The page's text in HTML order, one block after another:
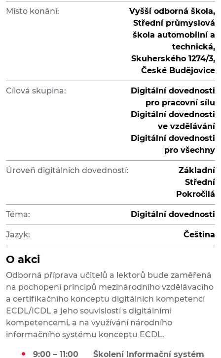
Místo konání:
Vyšší odborná škola,
Střední průmyslová
škola automobilní a
technická,
Skuherského 1274/3,
České Budějovice
Cílová skupina:
Digitální dovednosti
pro pracovní sílu
Digitální dovednosti
ve vzdělávání
Digitální dovednosti
pro všechny
Úroveň digitálních dovedností:
Základní
Střední
Pokročilá
Téma: Digitální dovednosti
Jazyk: Čeština
O akci
Odborná příprava učitelů a lektorů bude zaměřená
na pochopení principů mezinárodního vzdělávacího
a certifikačního konceptu digitálních kompetencí
ECDL/ICDL a jeho souvislostí s digitálními
kompetencemi, a na využívání národního
informačního systému konceptu ECDL.
9:00 – 11:00
Školení Informační systém